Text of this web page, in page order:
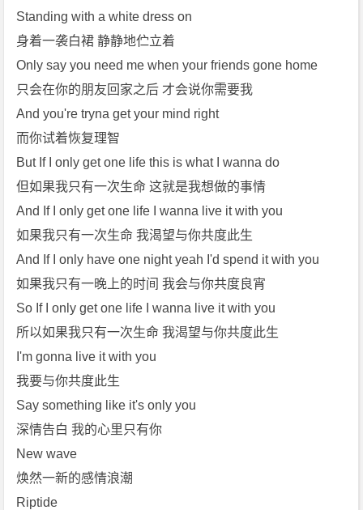
Standing with a white dress on
身着一袭白裙 静静地伫立着
Only say you need me when your friends gone home
只会在你的朋友回家之后 才会说你需要我
And you're tryna get your mind right
而你试着恢复理智
But If I only get one life this is what I wanna do
但如果我只有一次生命 这就是我想做的事情
And If I only get one life I wanna live it with you
如果我只有一次生命 我渴望与你共度此生
And If I only have one night yeah I'd spend it with you
如果我只有一晚上的时间 我会与你共度良宵
So If I only get one life I wanna live it with you
所以如果我只有一次生命 我渴望与你共度此生
I'm gonna live it with you
我要与你共度此生
Say something like it's only you
深情告白 我的心里只有你
New wave
焕然一新的感情浪潮
Riptide